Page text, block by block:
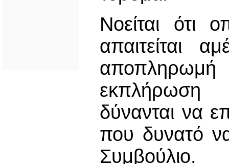
Νοείται ότι
απαιτείται
αποπληρωμή
εκπλήρωση
δύνανται να
που δυνατό
Συμβούλιο.